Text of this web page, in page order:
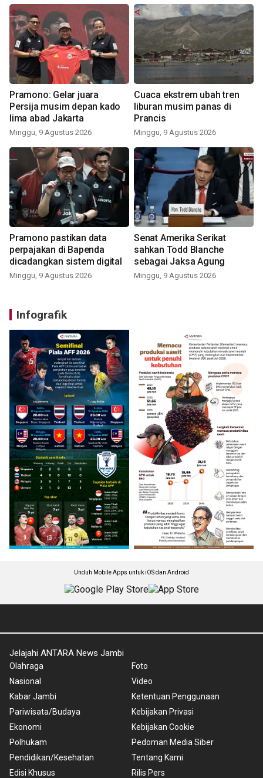
Pramono: Gelar juara
Persija musim depan kado
lima abad Jakarta
Minggu, 9 Agustus 2026
Cuaca ekstrem ubah tren
liburan musim panas di
Prancis
Minggu, 9 Agustus 2026
Pramono pastikan data
perpajakan di Bapenda
dicadangkan sistem digital
Minggu, 9 Agustus 2026
Senat Amerika Serikat
sahkan Todd Blanche
sebagai Jaksa Agung
Minggu, 9 Agustus 2026
Infografik
Unduh Mobile Apps untuk iOS dan Android
Jelajahi ANTARA News Jambi
Olahraga
Nasional
Kabar Jambi
Pariwisata/Budaya
Ekonomi
Polhukam
Pendidikan/Kesehatan
Edisi Khusus
Foto
Video
Ketentuan Penggunaan
Kebijakan Privasi
Kebijakan Cookie
Pedoman Media Siber
Tentang Kami
Rilis Pers